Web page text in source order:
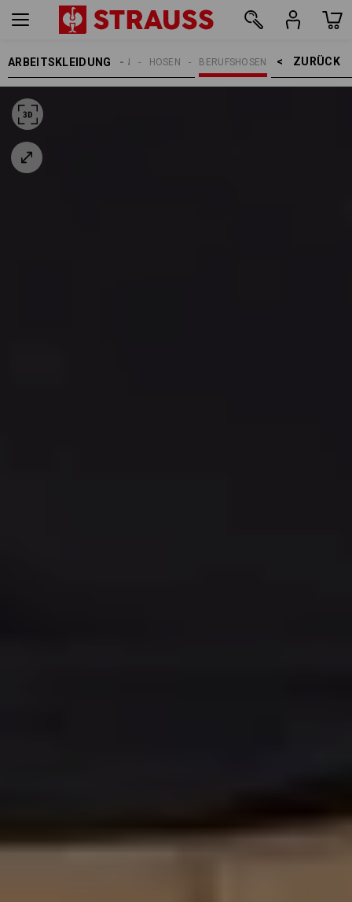
ARBEITSKLEIDUNG ZURÜCK    >
BERUFSHOSEN
HOSEN
DAMEN